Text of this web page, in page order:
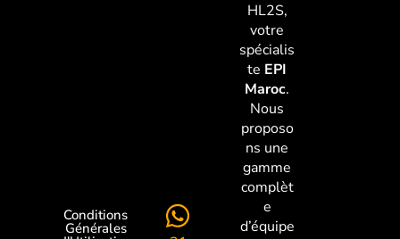
HL2S,
votre
spécialis
te EPI
Maroc.
Nous
proposo
ns une
gamme
complèt
e
d’équipe
Conditions
Générales